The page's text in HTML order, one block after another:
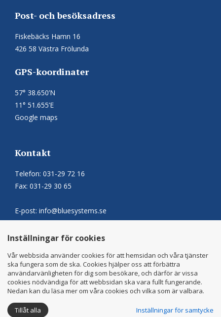
Post- och besöksadress
Fiskebäcks Hamn 16
426 58 Västra Frölunda
GPS-koordinater
57° 38.650’N
11° 51.655’E
Google maps
Kontakt
Telefon: 031-29 72 16
Fax: 031-29 30 65
E-post: info@bluesystems.se
Internet: www.bluesystems.se
Inställningar för cookies
Vår webbsida använder cookies för att hemsidan och våra tjänster
ska fungera som de ska. Cookies hjälper oss att förbättra
användarvänligheten för dig som besökare, och därför är vissa
cookies nödvändiga för att webbsidan ska vara fullt fungerande.
Nedan kan du läsa mer om våra cookies och vilka som är valbara.
Tillåt alla Inställningar för samtycke